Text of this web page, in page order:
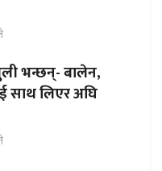
भन्छन्- बालेन,
साथ लिएर अघि